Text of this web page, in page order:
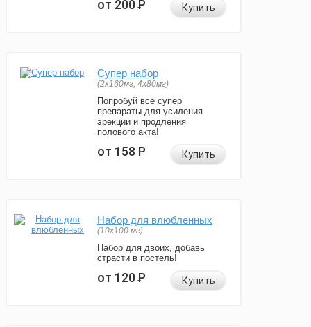
от 200Р Купить
Супер набор
(2х160мг, 4х80мг)
Попробуй все супер
препараты для усиления
эрекции и продления
полового акта!
от 158Р Купить
Набор для влюбленных
(10х100 мг)
Набор для двоих, добавь
страсти в постель!
от 120Р Купить